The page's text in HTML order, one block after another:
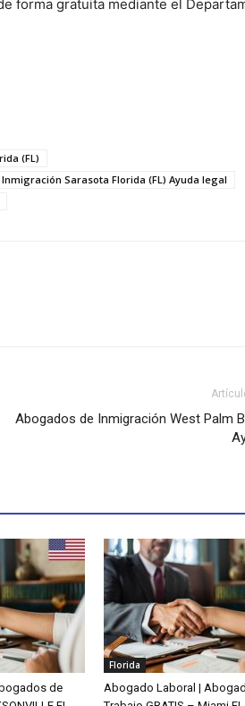
forma gratuita mediante el
(FL)
Sarasota Florida (FL) Ayuda legal
Abogados de Inmigración West Palm
de
Florida
Abogado Laboral |